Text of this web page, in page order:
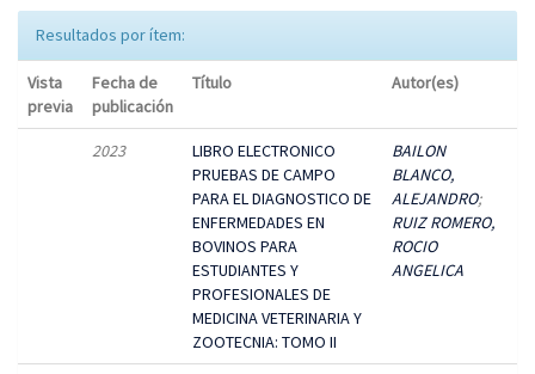
Resultados por ítem:
Vista
previa
Fecha de
publicación
Título Autor(es)
2023
LIBRO ELECTRONICO
PRUEBAS DE CAMPO
PARA EL DIAGNOSTICO DE
ENFERMEDADES EN
BOVINOS PARA
ESTUDIANTES Y
PROFESIONALES DE
MEDICINA VETERINARIA Y
ZOOTECNIA: TOMO II
BAILON
BLANCO,
ALEJANDRO;
RUIZ ROMERO,
ROCIO
ANGELICA